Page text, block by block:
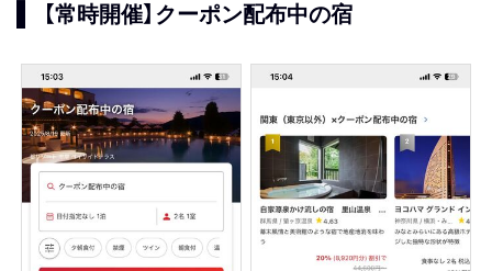
【常時開催】クーポン配布中の宿